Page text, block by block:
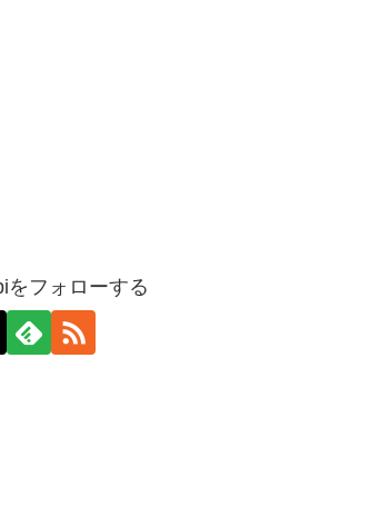
をフォローする